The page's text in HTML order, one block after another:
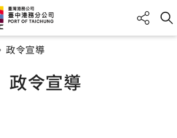
政令宣導
政令宣導